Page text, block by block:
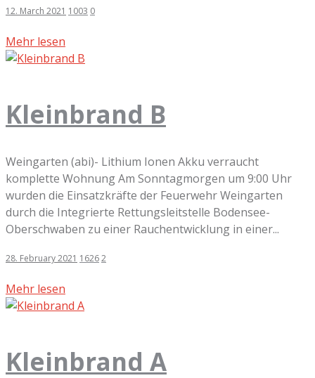
12. March 2021 1003 0
Mehr lesen
Kleinbrand B
Weingarten (abi)- Lithium Ionen Akku verraucht
komplette Wohnung Am Sonntagmorgen um 9:00 Uhr
wurden die Einsatzkräfte der Feuerwehr Weingarten
durch die Integrierte Rettungsleitstelle Bodensee-
Oberschwaben zu einer Rauchentwicklung in einer...
28. February 2021 16262
Mehr lesen
Kleinbrand A